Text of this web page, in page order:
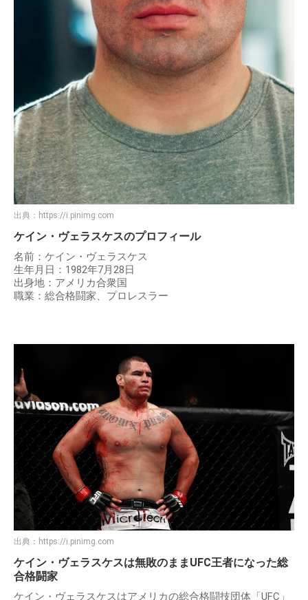
出典： https://i.pinimg.com
ケイン・ヴェラスケスのプロフィール
名前：ケイン・ヴェラスケス
生年月日：1982年7月28日
出身地：アメリカ合衆国
職業：総合格闘家、プロレスラー
出典： https://i.pinimg.com
ケイン・ヴェラスケスは無敗のままUFC王者になった総
合格闘家
ケイン・ヴェラスケスはアメリカの総合格闘技団体「UFC」